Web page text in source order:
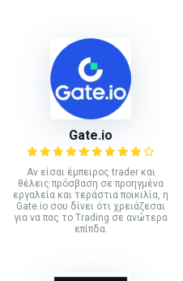
Gate.io
Αν είσαι έμπειρος trader και
θέλεις πρόσβαση σε προηγμένα
εργαλεία και τεράστια ποικιλία, η
Gate.io σου δίνει ότι χρειάζεσαι
για να πας το Trading σε ανώτερα
επίπδα.